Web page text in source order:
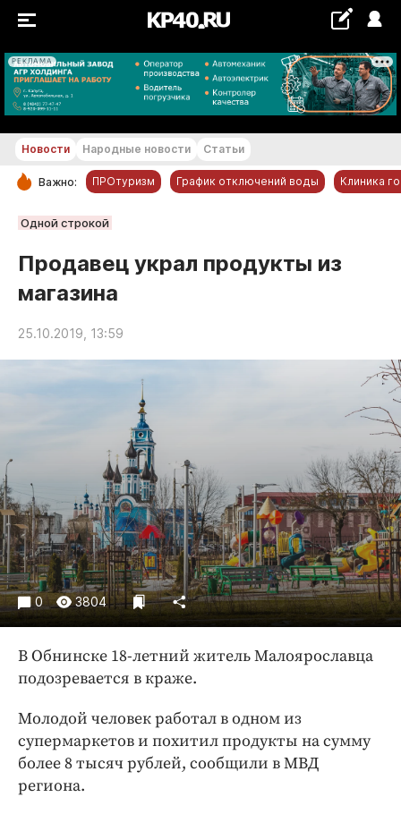
РЕКЛАМА
+20...+21 °С
РУБРИКИ
Новости компаний
Статьи
Народные новости
Авто и транспорт
Благоустройство
Недвижимость и ЖКХ
Образование
Общество
Погода
Праздники
Происшествия
Спорт
Экономика и бизнес
ПРОЕКТЫ
Блоги
Издания
Медиаперсона
Новости Народные новости Статьи
Важно: ПРОтуризм График отключений воды Клиника
Одной строкой
Продавец украл продукты из
магазина
25.10.2019, 13:59
0 3804
В Обнинске 18-летний житель Малоярославца
подозревается в краже.
Молодой человек работал в одном из
супермаркетов и похитил продукты на сумму
более 8 тысяч рублей, сообщили в МВД
региона.